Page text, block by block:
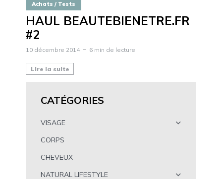
Achats / Tests
HAUL BEAUTEBIENETRE.FR
#2
10 décembre 2014 6 min de lecture
Lire la suite
CATÉGORIES
VISAGE
CORPS
CHEVEUX
NATURAL LIFESTYLE